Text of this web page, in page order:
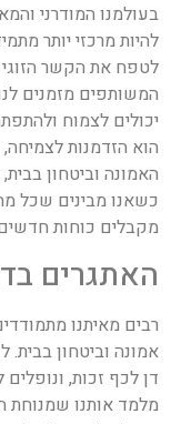
בעולמנו המודרני
להיות מרכזי יותר
לטפח את הקשר הזוגי
המשותפים מזמנים
יכולים לצמוח
הוא הזדמנות
האמונה וביטחון
כשאנו מבינים שכל
מקבלים כוחות
האתגרים
רבים מאיתנו
אמונה וביטחון
דן לכף זכות,
מלמד אותנו